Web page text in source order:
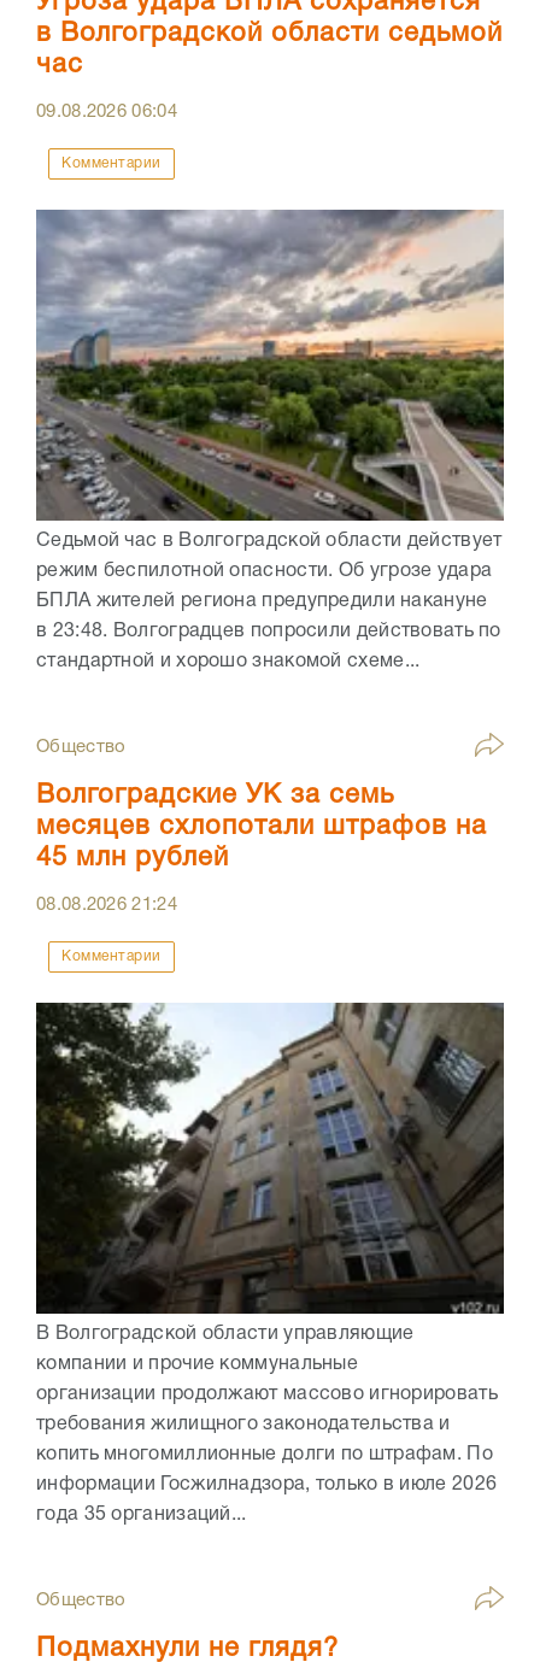
в Волгоградской области седьмой
час
09.08.202606:04
Комментарии
Седьмой час в Волгоградской области действует
режим беспилотной опасности. Об угрозе удара
БПЛА жителей региона предупредили накануне
в 23:48. Волгоградцев попросили действовать по
стандартной и хорошо знакомой схеме...
Общество
Волгоградские УК за семь
месяцев схлопотали штрафов на
45 млн рублей
08.08.202621:24
Комментарии
В Волгоградской области управляющие
компании и прочие коммунальные
организации продолжают массово игнорировать
требования жилищного законодательства и
копить многомиллионные долги по штрафам. По
информации Госжилнадзора, только в июле 2026
года 35 организаций...
Общество
Подмахнули не глядя?